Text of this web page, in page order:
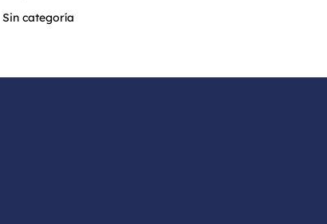
Sin categoría